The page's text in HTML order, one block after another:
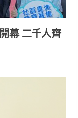
幕 二千人齊